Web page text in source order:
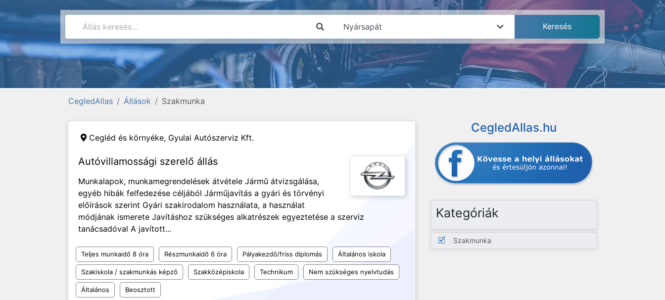
CegledAllas Állások Szakmunka
Cegléd és környéke, Gyulai Autószerviz Kft.
Autóvillamossági szerelő állás
Munkalapok, munkamegrendelések átvétele Jármű átvizsgálása,
egyéb hibák felfedezése céljából Járműjavítás a gyári és törvényi
előírások szerint Gyári szakirodalom használata, a használat
módjának ismerete Javításhoz szükséges alkatrészek egyeztetése a szerviz
tanácsadóval A javított...
Teljes munkaidő 8 óra Részmunkaidő 6 óra Pályakezdő/friss diplomás Általános iskola
Szakiskola / szakmunkás képző Szakközépiskola Technikum Nem szükséges nyelvtudás
Általános Beosztott
CegledAllas.hu
Kategóriák
Szakmunka